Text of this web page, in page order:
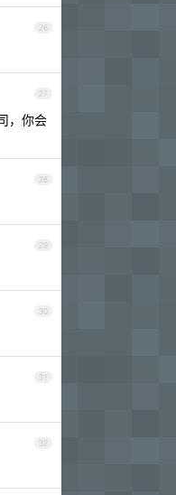
26
27
，你会
28
29
30
31
32